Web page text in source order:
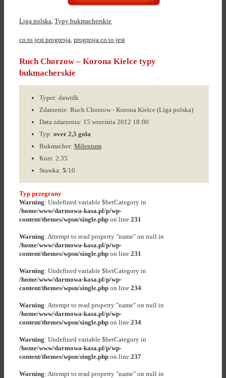
Liga polska, Typy bukmacherskie
co to jest progresja, progresja co to jest
Ruch Chorzow – Korona Kielce typy
bukmacherskie
Typer: dawidk
Zdarzenie: Ruch Chorzow - Korona Kielce (Liga polska)
Data zdarzenia: 15 września 2012 18:00
Typ: over 2,5 gola
Bukmacher: Milenium
Kurs: 2.35
Stawka: 5/10
Typ przegrany
Warning: Undefined variable $betCategory in
/home/www/darmowa-kasa.pl/p/wp-
content/themes/wpsn/single.php on line 231
Warning: Attempt to read property "name" on null in
/home/www/darmowa-kasa.pl/p/wp-
content/themes/wpsn/single.php on line 231
Warning: Undefined variable $betCategory in
/home/www/darmowa-kasa.pl/p/wp-
content/themes/wpsn/single.php on line 234
Warning: Attempt to read property "name" on null in
/home/www/darmowa-kasa.pl/p/wp-
content/themes/wpsn/single.php on line 234
Warning: Undefined variable $betCategory in
/home/www/darmowa-kasa.pl/p/wp-
content/themes/wpsn/single.php on line 237
Warning: Attempt to read property "name" on null in